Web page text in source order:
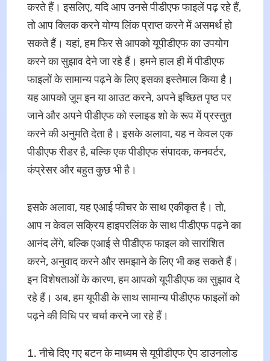
करते हैं। इसलिए, यदि आप उनसे पीडीएफ फाइलें पढ़ रहे हैं,
तो आप क्लिक करने योग्य लिंक प्राप्त करने में असमर्थ हो
सकते हैं। यहां, हम फिर से आपको यूपीडीएफ का उपयोग
करने का सुझाव देने जा रहे हैं। हमने हाल ही में पीडीएफ
फाइलों के सामान्य पढ़ने के लिए इसका इस्तेमाल किया है।
यह आपको ज़ूम इन या आउट करने, अपने इच्छित पृष्ठ पर
जाने और अपने पीडीएफ को स्लाइड शो के रूप में प्रस्तुत
करने की अनुमति देता है। इसके अलावा, यह न केवल एक
पीडीएफ रीडर है, बल्कि एक पीडीएफ संपादक, कनवर्टर,
कंप्रेसर और बहुत कुछ भी है।
इसके अलावा, यह एआई फीचर के साथ एकीकृत है। तो,
आप न केवल सक्रिय हाइपरलिंक के साथ पीडीएफ पढ़ने का
आनंद लेंगे, बल्कि एआई से पीडीएफ फाइल को सारांशित
करने, अनुवाद करने और समझाने के लिए भी कह सकते हैं।
इन विशेषताओं के कारण, हम आपको यूपीडीएफ का सुझाव दे
रहे हैं। अब, हम यूपीडी के साथ सामान्य पीडीएफ फाइलों को
पढ़ने की विधि पर चर्चा करने जा रहे हैं।
नीचे दिए गए बटन के माध्यम से यूपीडीएफ ऐप डाउनलोड